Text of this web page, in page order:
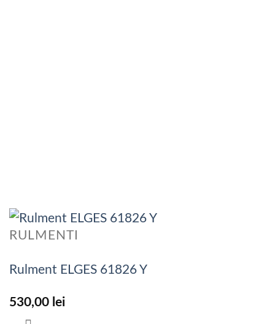
RULMENTI
Rulment ELGES 61826 Y
530,00 lei